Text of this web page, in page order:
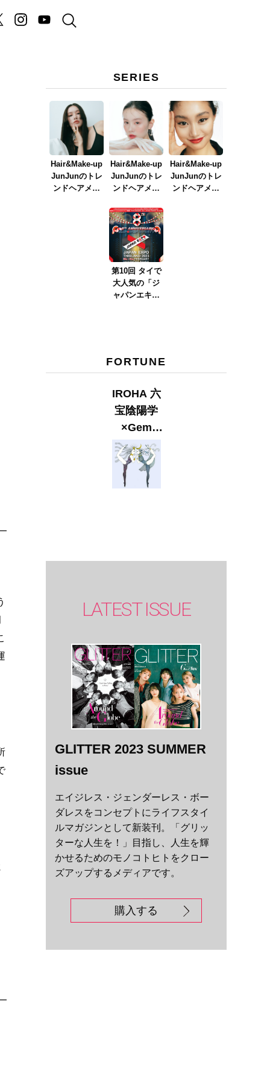
SERIES
Hair&Make-up
JunJunのトレ
ンドヘアメイ
Hair&Make-up
JunJunのトレ
ンドヘアメイ
イク
ver.2023』
Hair&Make-up
JunJunのトレ
ンドヘアメイ
第10回 タイで
大人気の「ジ
ャパンエキス
FORTUNE
IROHA 六
宝陰陽学
×Gem
Muse
【GLITTER
2023
LATEST ISSUE
GLITTER 2023 SUMMER
issue
エイジレス・ジェンダーレス・ボー
ダレスをコンセプトにライフスタイ
ルマガジンとして新装刊。「グリッ
ターな人生を！」目指し、人生を輝
かせるためのモノコトヒトをクロー
ズアップするメディアです。
購入する